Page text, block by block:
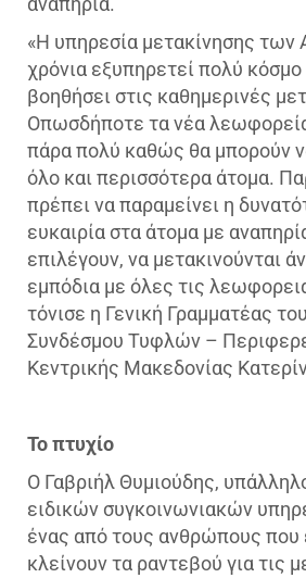
«Η υπηρεσία μετακίνησης
χρόνια εξυπηρετεί πολύ κόσμο
βοηθήσει στις καθημερινές
Οπωσδήποτε τα νέα
πάρα πολύ καθώς θα μπορούν
όλο και περισσότερα άτομα.
πρέπει να παραμείνει η
ευκαιρία στα άτομα με
επιλέγουν, να μετακινούνται
εμπόδια με όλες τις
τόνισε η Γενική Γραμματέας
Συνδέσμου Τυφλών –
Κεντρικής Μακεδονίας
Το πτυχίο
Ο Γαβριήλ Θυμιούδης,
ειδικών συγκοινωνιακών
ένας από τους ανθρώπους που
κλείνουν τα ραντεβού για τις